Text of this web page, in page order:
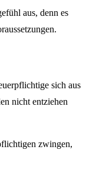
aus, denn es
sich aus
nicht entziehen
zwingen,